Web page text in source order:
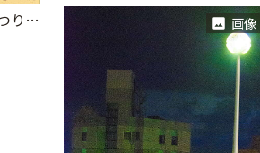
第36回 与那原大綱曳まつりポスター 画像